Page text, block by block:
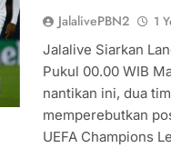
JalalivePBN2 1
Jalalive Siarkan
Pukul 00.00 WIB
nantikan ini, dua
memperebutkan
UEFA Champions